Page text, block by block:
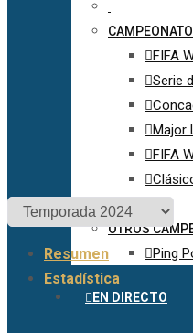
FIFA
Serie
Major
FIFA
OTROS
Ping
EN DIRECTO
Resumen
Estadística